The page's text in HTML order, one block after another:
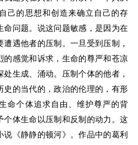
己的思想和创造来确立自己的存
命问题。说这问题敏感，是因为在
遇他者的压制。一旦受到压制，
的感觉和诉求，生命的尊严和苍凉
生成、涌动。压制个体的他者，
史的当代的，政治的伦理的，有形
命个体追求自由、维护尊严的背
个体生命以压制和反制的动力。这
说《静静的顿河》。作品中的葛利